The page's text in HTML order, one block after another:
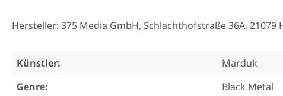
Hersteller: 375 Media GmbH, Schlachthofstraße 36A,
Künstler:
Marduk
Genre:
Black Metal